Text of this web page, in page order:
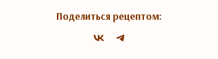
Поделиться рецептом: